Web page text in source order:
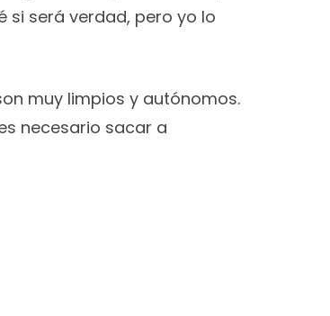
si será verdad, pero yo lo
muy limpios y autónomos.
necesario sacar a